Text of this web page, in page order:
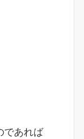
であれば